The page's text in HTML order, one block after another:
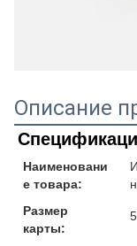
Описание
Наименовани
е товара:
Размер
карты: